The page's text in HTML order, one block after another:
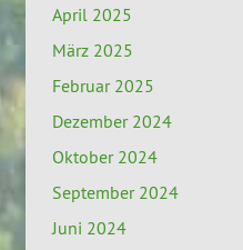
April 2025
März 2025
Februar 2025
Dezember 2024
Oktober 2024
September 2024
Juni 2024